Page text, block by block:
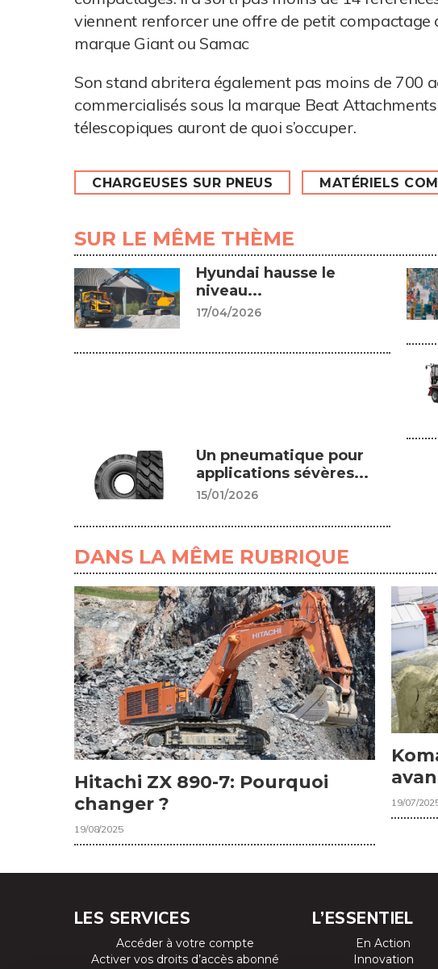
viennent renforcer une offre de petit compactage
marque Giant ou Samac
Son stand abritera également pas moins de 700
commercialisés sous la marque Beat
télescopiques auront de quoi s’occuper.
CHARGEUSES SUR PNEUS MATÉRIELS
SUR LE MÊME THÈME
Hyundai hausse le
niveau...
17/04/2026
Un pneumatique pour
applications sévères...
15/01/2026
DANS LA MÊME RUBRIQUE
Hitachi ZX 890-7: Pourquoi
changer ?
19/08/2025
19/07/
LES SERVICES
Accéder à votre compte
Activer vos droits d’accès abonné
L’ESSENTIEL
En Action
Innovation